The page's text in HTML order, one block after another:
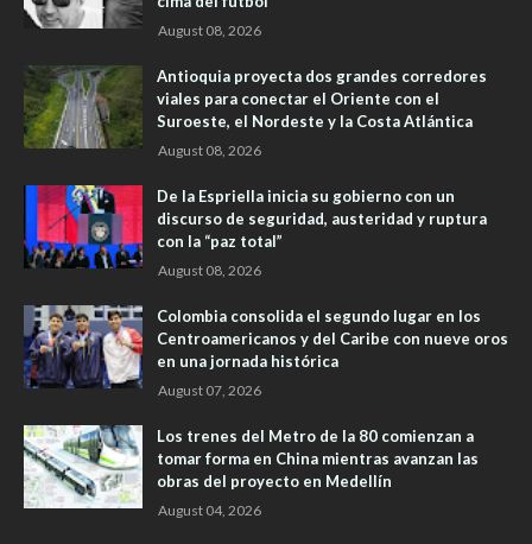
August 08, 2026
Antioquia proyecta dos grandes corredores
viales para conectar el Oriente con el
Suroeste, el Nordeste y la Costa Atlántica
August 08, 2026
De la Espriella inicia su gobierno con un
discurso de seguridad, austeridad y ruptura
con la “paz total”
August 08, 2026
Colombia consolida el segundo lugar en los
Centroamericanos y del Caribe con nueve oros
en una jornada histórica
August 07, 2026
Los trenes del Metro de la 80 comienzan a
tomar forma en China mientras avanzan las
obras del proyecto en Medellín
August 04, 2026